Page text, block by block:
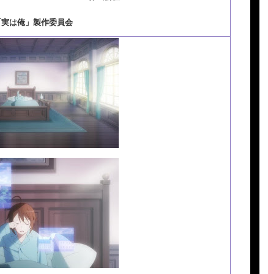
は俺」製作委員会